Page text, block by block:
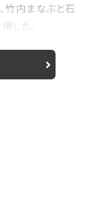
竹内まなぶと石
た。